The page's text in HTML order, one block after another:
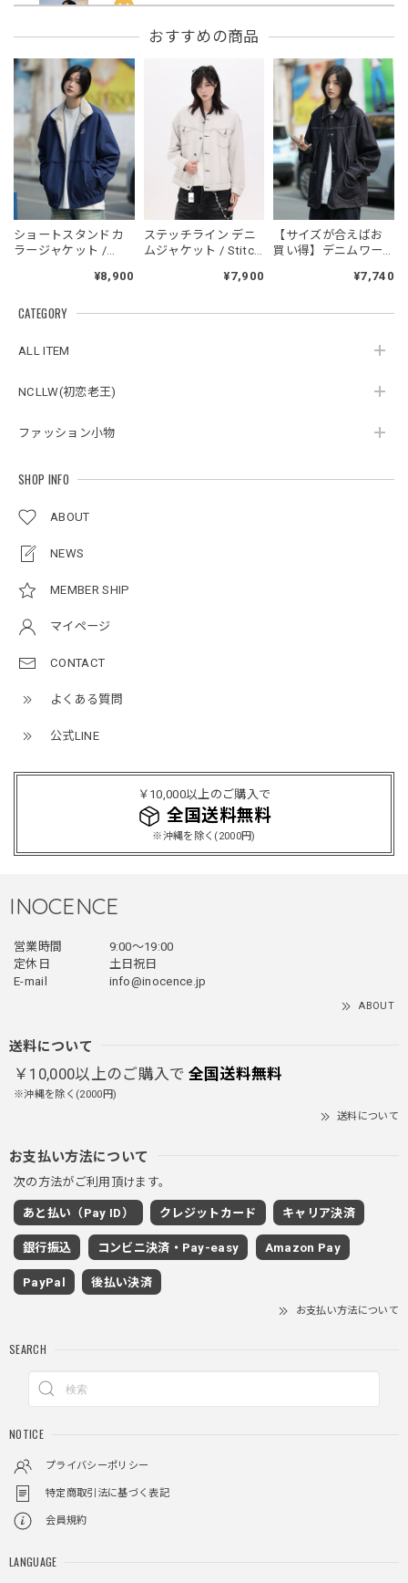
CATEGORY
ALL ITEM
NCLLW(初恋老王)
ファッション小物
SHOP INFO
ABOUT
NEWS
MEMBER SHIP
マイページ
CONTACT
よくある質問
公式LINE
￥10,000以上のご購入で
全国送料無料
※沖縄を除く(2000円)
レッド/L
2026/05/30
フーデッドスタジアムジャンバー / Hooded Stadium Jumper
ブラック/L
2026/05/28
NCLLW オリジナルドッグタグネックレス / NCLLW Original Dog Tag Necklace
2026/05/27
ボタンアクセント ポロシャツ / Button Accent Polo Shirt
2025/12/24
レッドめちゃくちゃカッコイイし可愛いです！こういうのっ
てあまり他のお店で売ってないようなデザインだと思うので
買って良かったです！！ただ写真の通り袖の方が明らかに長
ブラック/L
2025/12/24
首しまる！ってなるから全部は閉めずに使うかも。 チャッ
2025/11/28
グレー/M
2025/11/28
着心地もいいしカジュアル味が出ていい
クロスチャーム ビーズウォレットチェーン / CROSS CHARM BEADS WALLET CHAIN
しっかりと重さがあるので安っぽくなく値段に見合ったクオ
リティ
おすすめの商品
ショートスタンドカ
ラージャケット /
¥8,900
ステッチライン デニ
ムジャケット / Stitch
¥7,900
【サイズが合えばお
買い得】デニムワー
¥7,740
INOCENCE
営業時間
9:00〜19:00
定休日
土日祝日
E-mail
info@inocence.jp
ABOUT
送料について
￥10,000以上のご購入で 全国送料無料
※沖縄を除く(2000円)
送料について
お支払い方法について
次の方法がご利用頂けます。
あと払い（Pay ID） クレジットカード キャリア決済
銀行振込 コンビニ決済・Pay-easy Amazon Pay
PayPal 後払い決済
お支払い方法について
SEARCH
NOTICE
プライバシーポリシー
特定商取引法に基づく表記
会員規約
LANGUAGE